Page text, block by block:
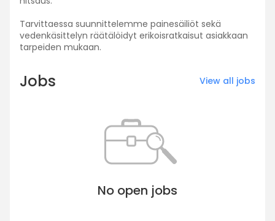
Tarvittaessa suunnittelemme painesäiliöt sekä
vedenkäsittelyn räätälöidyt erikoisratkaisut asiakkaan
tarpeiden mukaan.
Jobs View all jobs
No open jobs